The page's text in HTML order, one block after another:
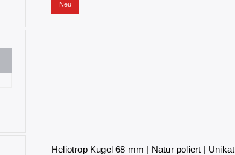
Neu
Heliotrop Kugel 68 mm | Natur poliert | Unikat